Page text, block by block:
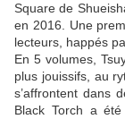
Square de
en 2016. Une
lecteurs, happés
En 5 volumes,
plus jouissifs, au
s’affrontent dans
Black Torch a